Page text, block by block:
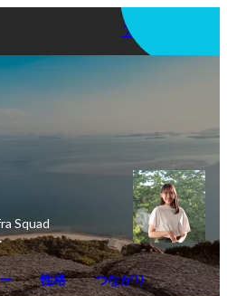
アプリを使う
Squad
性格 つながり